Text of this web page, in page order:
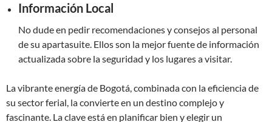
Información Local
No dude en pedir recomendaciones y consejos al personal
de su apartasuite. Ellos son la mejor fuente de información
actualizada sobre la seguridad y los lugares a visitar.
La vibrante energía de Bogotá, combinada con la eficiencia de
su sector ferial, la convierte en un destino complejo y
fascinante. La clave está en planificar bien y elegir un